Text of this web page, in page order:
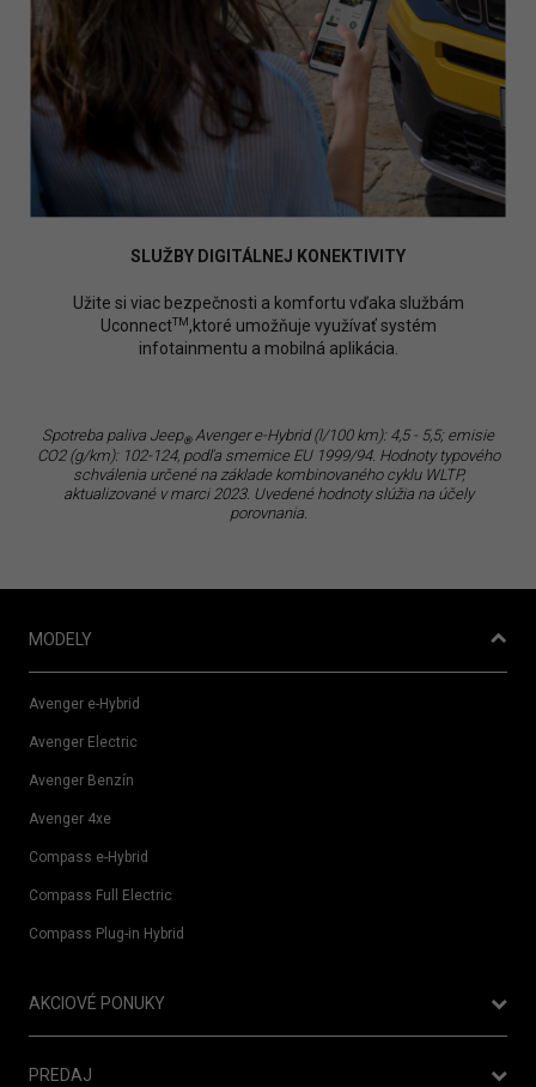
SLUŽBY DIGITÁLNEJ KONEKTIVITY
Užite si viac bezpečnosti a komfortu vďaka službám
UconnectTM,ktoré umožňuje využívať systém
infotainmentu a mobilná aplikácia.
Spotreba paliva Jeep®Avenger e-Hybrid (l/100 km): 4,5 - 5,5; emisie
CO2 (g/km): 102-124, podľa smernice EU 1999/94. Hodnoty typového
schválenia určené na základe kombinovaného cyklu WLTP,
aktualizované v marci 2023. Uvedené hodnoty slúžia na účely
porovnania.
MODELY
Avenger e-Hybrid
Avenger Electric
Avenger Benzín
Avenger 4xe
Compass e-Hybrid
Compass Full Electric
Compass Plug-in Hybrid
AKCIOVÉ PONUKY
Ponuka Operatívneho leasingu
PREDAJ